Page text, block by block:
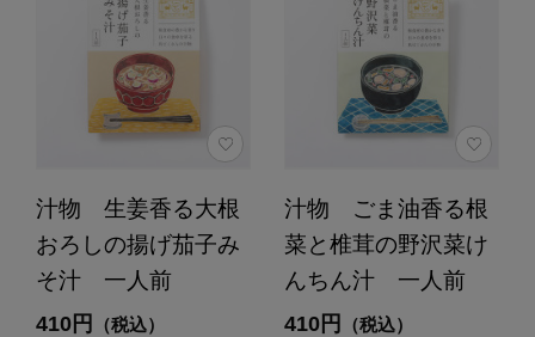
汁物 生姜香る大根
おろしの揚げ茄子み
そ汁 一人前
410円 （税込）
汁物 ごま油香る根
菜と椎茸の野沢菜け
んちん汁 一人前
410円 （税込）